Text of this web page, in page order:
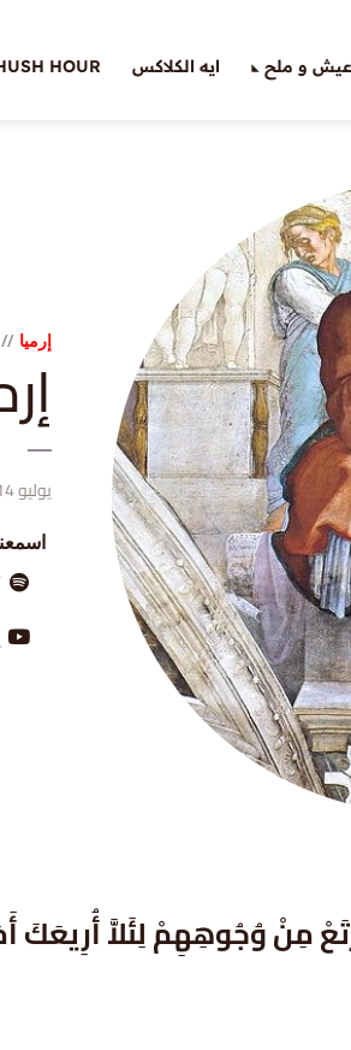
عيش و ملح ايه الكلاكس HOUR
إرميا
يوليو 14, 2025
مِنْ وُجُوهِهِمْ لِئَلاَّ أُرِيعَكَ